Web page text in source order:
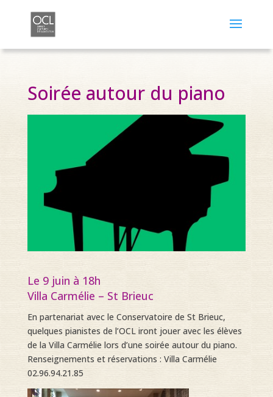
Soirée autour du piano
Le 9 juin à 18h
Villa Carmélie – St Brieuc
En partenariat avec le Conservatoire de St Brieuc,
quelques pianistes de l’OCL iront jouer avec les élèves
de la Villa Carmélie lors d’une soirée autour du piano.
Renseignements et réservations : Villa Carmélie
02.96.94.21.85